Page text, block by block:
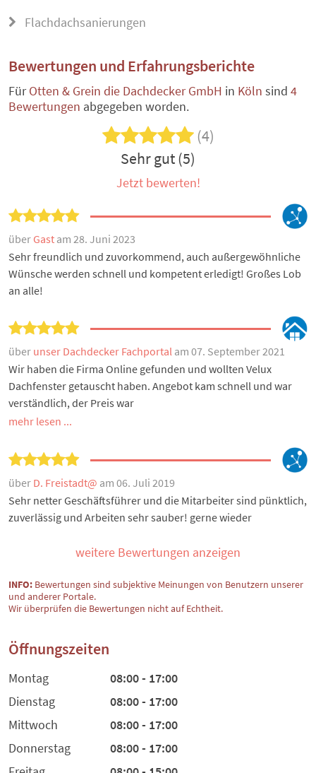
Flachdachsanierungen
Bewertungen und Erfahrungsberichte
FürOtten & Grein die Dachdecker GmbH in Köln sind 4
Bewertungen abgegeben worden.
(4)
Sehr gut (5)
Jetzt bewerten!
über Gast am 28. Juni 2023
Sehr freundlich und zuvorkommend, auch außergewöhnliche
Wünsche werden schnell und kompetent erledigt! Großes Lob
an alle!
über unser Dachdecker Fachportal am 07. September 2021
Wir haben die Firma Online gefunden und wollten Velux
Dachfenster getauscht haben. Angebot kam schnell und war
verständlich, der Preis war
mehr lesen ...
über D. Freistadt@ am 06. Juli 2019
Sehr netter Geschäftsführer und die Mitarbeiter sind pünktlich,
zuverlässig und Arbeiten sehr sauber! gerne wieder
weitere Bewertungen anzeigen
INFO: Bewertungen sind subjektive Meinungen von Benutzern unserer
und anderer Portale.
Wir überprüfen die Bewertungen nicht auf Echtheit.
Öffnungszeiten
Montag
08:00 - 17:00
Dienstag
08:00 - 17:00
Mittwoch
08:00 - 17:00
Donnerstag
08:00 - 17:00